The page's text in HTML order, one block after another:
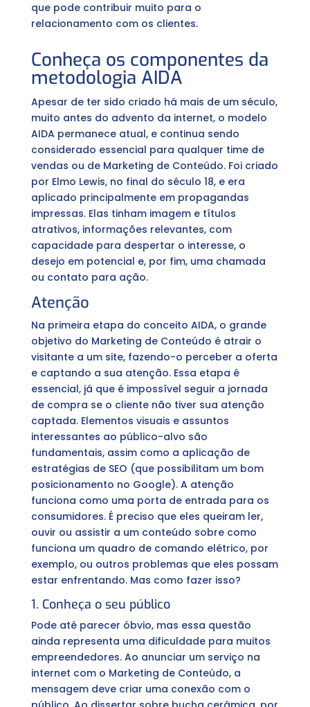
que pode contribuir muito para o
relacionamento com os clientes.
Conheça os componentes da
metodologia AIDA
Apesar de ter sido criado há mais de um século,
muito antes do advento da internet, o modelo
AIDA permanece atual, e continua sendo
considerado essencial para qualquer time de
vendas ou de Marketing de Conteúdo. Foi criado
por Elmo Lewis, no final do século 18, e era
aplicado principalmente em propagandas
impressas. Elas tinham imagem e títulos
atrativos, informações relevantes, com
capacidade para despertar o interesse, o
desejo em potencial e, por fim, uma chamada
ou contato para ação.
Atenção
Na primeira etapa do conceito AIDA, o grande
objetivo do Marketing de Conteúdo é atrair o
visitante a um site, fazendo-o perceber a oferta
e captando a sua atenção. Essa etapa é
essencial, já que é impossível seguir a jornada
de compra se o cliente não tiver sua atenção
captada. Elementos visuais e assuntos
interessantes ao público-alvo são
fundamentais, assim como a aplicação de
estratégias de SEO (que possibilitam um bom
posicionamento no Google). A atenção
funciona como uma porta de entrada para os
consumidores. É preciso que eles queiram ler,
ouvir ou assistir a um conteúdo sobre como
funciona um quadro de comando elétrico, por
exemplo, ou outros problemas que eles possam
estar enfrentando. Mas como fazer isso?
1. Conheça o seu público
Pode até parecer óbvio, mas essa questão
ainda representa uma dificuldade para muitos
empreendedores. Ao anunciar um serviço na
internet com o Marketing de Conteúdo, a
mensagem deve criar uma conexão com o